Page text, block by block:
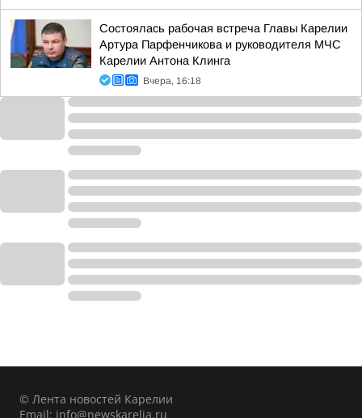
Состоялась рабочая встреча Главы Карелии
Артура Парфенчикова и руководителя МЧС
Карелии Антона Клинга
Вчера, 16:18
© Лента новостей Карелии
Email: info@newskarelia.ru